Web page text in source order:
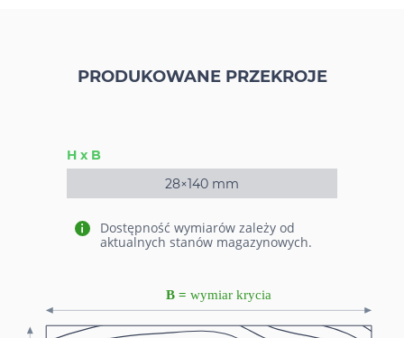
PRODUKOWANE PRZEKROJE
H x B
28×140 mm
Dostępność wymiarów zależy od
aktualnych stanów magazynowych.